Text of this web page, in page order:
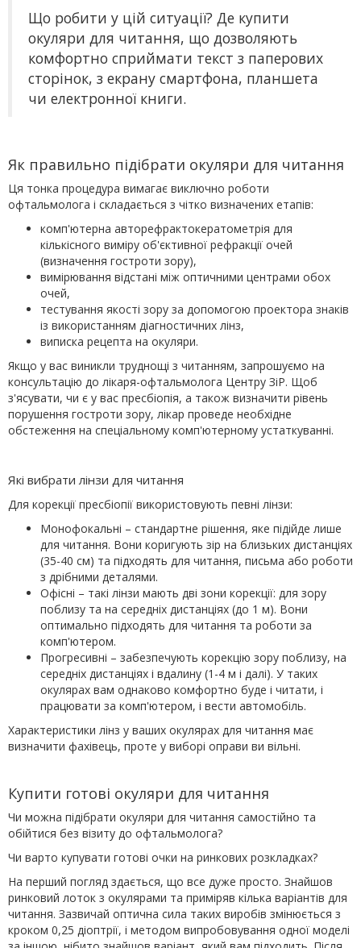
Що робити у цій ситуації? Де купити
окуляри для читання, що дозволяють
комфортно сприймати текст з паперових
сторінок, з екрану смартфона, планшета
чи електронної книги.
Як правильно підібрати окуляри для читання
Ця тонка процедура вимагає виключно роботи
офтальмолога і складається з чітко визначених етапів:
комп'ютерна авторефрактокератометрія для
кількісного виміру об'єктивної рефракції очей
(визначення гостроти зору),
вимірювання відстані між оптичними центрами обох
очей,
тестування якості зору за допомогою проектора знаків
із використанням діагностичних лінз,
виписка рецепта на окуляри.
Якщо у вас виникли труднощі з читанням, запрошуємо на
консультацію до лікаря-офтальмолога Центру ЗіР. Щоб
з'ясувати, чи є у вас пресбіопія, а також визначити рівень
порушення гостроти зору, лікар проведе необхідне
обстеження на спеціальному комп'ютерному устаткуванні.
Які вибрати лінзи для читання
Для корекції пресбіопії використовують певні лінзи:
Монофокальні – стандартне рішення, яке підійде лише
для читання. Вони коригують зір на близьких дистанціях
(35-40 см) та підходять для читання, письма або роботи
з дрібними деталями.
Офісні – такі лінзи мають дві зони корекції: для зору
поблизу та на середніх дистанціях (до 1 м). Вони
оптимально підходять для читання та роботи за
комп'ютером.
Прогресивні – забезпечують корекцію зору поблизу, на
середніх дистанціях і вдалину (1-4 м і далі). У таких
окулярах вам однаково комфортно буде і читати, і
працювати за комп'ютером, і вести автомобіль.
Характеристики лінз у ваших окулярах для читання має
визначити фахівець, проте у виборі оправи ви вільні.
Купити готові окуляри для читання
Чи можна підібрати окуляри для читання самостійно та
обійтися без візиту до офтальмолога?
Чи варто купувати готові очки на ринкових розкладках?
На перший погляд здається, що все дуже просто. Знайшов
ринковий лоток з окулярами та приміряв кілька варіантів для
читання. Зазвичай оптична сила таких виробів змінюється з
кроком 0,25 діоптрії, і методом випробовування одної моделі